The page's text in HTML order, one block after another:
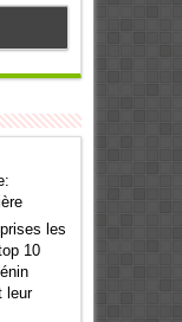
les
10
leur